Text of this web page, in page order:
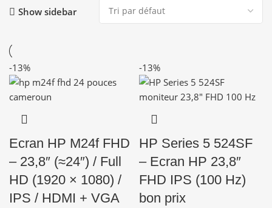
Show sidebar
-13%
Ecran HP M24f FHD
– 23,8″ (≈24″) / Full
HD (1920 × 1080) /
IPS / HDMI + VGA
-13%
HP Series 5 524SF
– Ecran HP 23,8″
FHD IPS (100 Hz)
bon prix